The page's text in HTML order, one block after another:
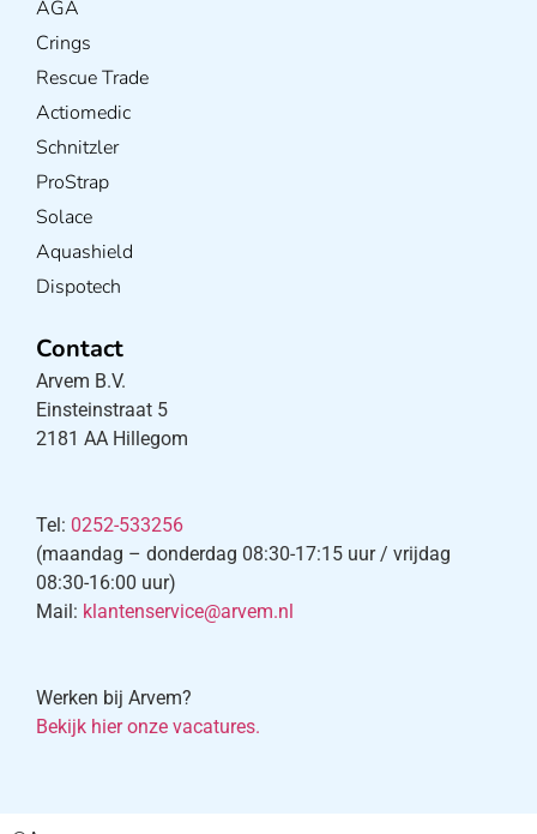
AGA
Crings
Rescue Trade
Actiomedic
Schnitzler
ProStrap
Solace
Aquashield
Dispotech
Contact
Arvem B.V.
Einsteinstraat 5
2181 AA Hillegom
Tel: 0252-533256
(maandag – donderdag 08:30-17:15 uur / vrijdag
08:30-16:00 uur)
Mail: klantenservice@arvem.nl
Werken bij Arvem?
Bekijk hier onze vacatures.